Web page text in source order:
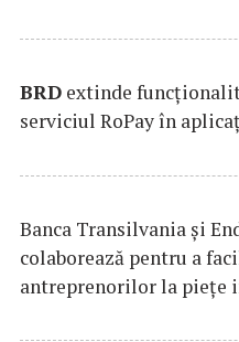
BRD extinde
serviciul RoPay în
Banca Transilvania şi
colaborează pentru a
antreprenorilor la pieţe